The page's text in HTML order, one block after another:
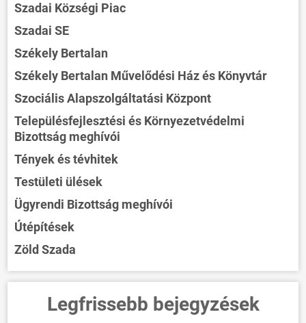
Szadai Községi Piac
Szadai SE
Székely Bertalan
Székely Bertalan Művelődési Ház és Könyvtár
Szociális Alapszolgáltatási Központ
Településfejlesztési és Környezetvédelmi
Bizottság meghívói
Tények és tévhitek
Testületi ülések
Ügyrendi Bizottság meghívói
Útépítések
Zöld Szada
Legfrissebb bejegyzések